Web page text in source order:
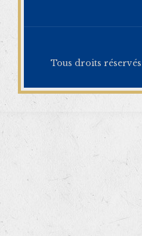
Tous droits